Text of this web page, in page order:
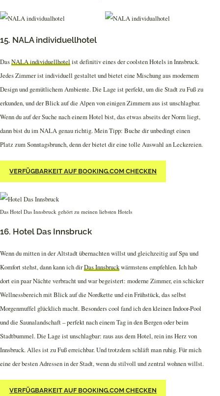
15. NALA individuellhotel
DasNALA individuellhotelist definitiv eines der coolsten Hotels in Innsbruck.
Jedes Zimmer ist individuell gestaltet und bietet eine Mischung aus modernem
Design und gemütlichem Ambiente. Die Lage ist perfekt, um die Stadt zu Fuß zu
erkunden, und der Blick auf die Alpen von einigen Zimmern aus ist unschlagbar.
Wenn du auf der Suche nach einem Hotel bist, das etwas abseits der Norm liegt,
dann bist du im NALA genau richtig. Mein Tipp: Buche dir unbedingt einen
Platz zum Sonntagsbrunch, denn der bietet dir eine tolle Auswahl an Leckereien.
VERFÜGBARKEIT AUF BOOKING.COM CHECKEN
Das Hotel Das Innsbruck gehört zu meinen liebsten Hotels
16. Hotel Das Innsbruck
Wenn du mitten in der Altstadt übernachten willst und gleichzeitig auf Spa und
Komfort stehst, dann kann ich dirDas Innsbruckwärmstens empfehlen. Ich hab
dort ein paar Nächte verbracht und war begeistert: moderne Zimmer, ein schicker
Wellnessbereich mit Blick auf die Nordkette und ein Frühstück, das selbst
Morgenmuffel glücklich macht. Besonders cool fand ich den kleinen Indoor-Pool
und die Saunalandschaft – perfekt nach einem Tag in den Bergen oder beim
Stadtbummel. Die Lage ist unschlagbar: raus aus dem Hotel, rein ins Herz von
Innsbruck. Alles ist zu Fuß erreichbar. Und trotzdem schläft man ruhig. Für mich
eine der besten Adressen in der Stadt, wenn du stilvoll und zentral wohnen willst.
VERFÜGBARKEIT AUF BOOKING.COM CHECKEN